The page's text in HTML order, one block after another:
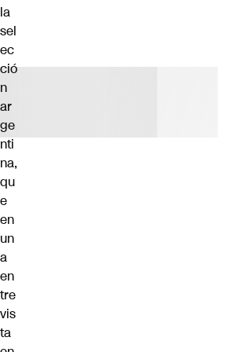
la
sel
ec
ció
n
ar
ge
nti
na,
qu
e
en
un
a
en
tre
vis
ta